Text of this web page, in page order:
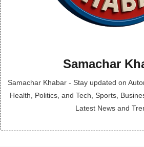
Samachar
Samachar Khabar - Stay updated on
Health, Politics, and Tech, Sports,
Latest News and